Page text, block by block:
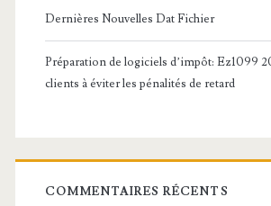
Dernières Nouvelles Dat Fichier
Préparation de logiciels d’impôt: Ez1099
clients à éviter les pénalités de retard
COMMENTAIRES RÉCENTS